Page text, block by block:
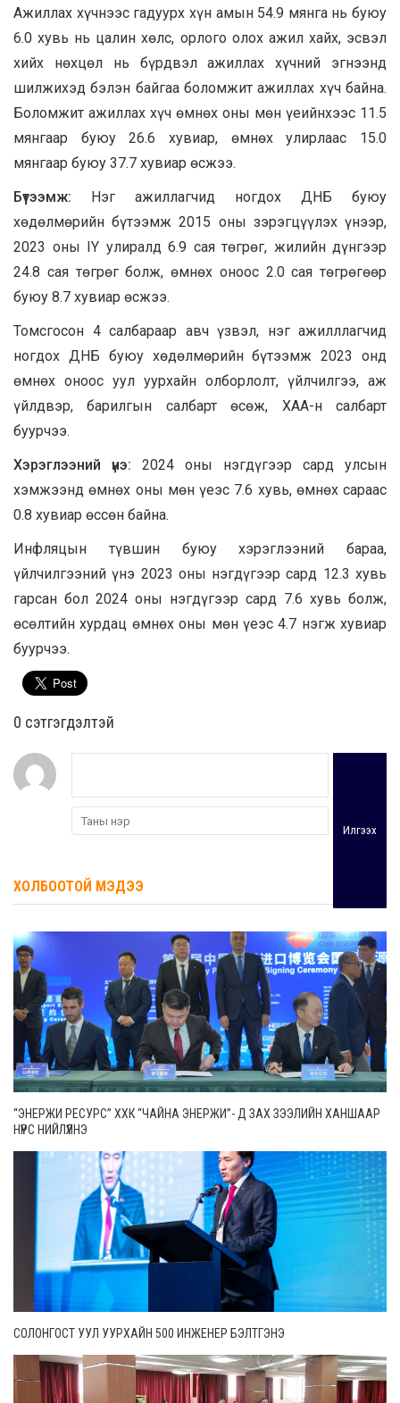
Ажиллах хүчнээс гадуурх хүн амын 54.9 мянга нь буюу
6.0 хувь нь цалин хөлс, орлого олох ажил хайх, эсвэл
хийх нөхцөл нь бүрдвэл ажиллах хүчний эгнээнд
шилжихэд бэлэн байгаа боломжит ажиллах хүч байна.
Боломжит ажиллах хүч өмнөх оны мөн үеийнхээс 11.5
мянгаар буюу 26.6 хувиар, өмнөх улирлаас 15.0
мянгаар буюу 37.7 хувиар өсжээ.
Бүтээмж: Нэг ажиллагчид ногдох ДНБ буюу
хөдөлмөрийн бүтээмж 2015 оны зэрэгцүүлэх үнээр,
2023 оны IY улиралд 6.9 сая төгрөг, жилийн дүнгээр
24.8 сая төгрөг болж, өмнөх оноос 2.0 сая төгрөгөөр
буюу 8.7 хувиар өсжээ.
Томсгосон 4 салбараар авч үзвэл, нэг ажилллагчид
ногдох ДНБ буюу хөдөлмөрийн бүтээмж 2023 онд
өмнөх оноос уул уурхайн олборлолт, үйлчилгээ, аж
үйлдвэр, барилгын салбарт өсөж, ХАА-н салбарт
буурчээ.
Хэрэглээний үнэ: 2024 оны нэгдүгээр сард улсын
хэмжээнд өмнөх оны мөн үеэс 7.6 хувь, өмнөх сараас
0.8 хувиар өссөн байна.
Инфляцын түвшин буюу хэрэглээний бараа,
үйлчилгээний үнэ 2023 оны нэгдүгээр сард 12.3 хувь
гарсан бол 2024 оны нэгдүгээр сард 7.6 хувь болж,
өсөлтийн хурдац өмнөх оны мөн үеэс 4.7 нэгж хувиар
буурчээ.
0 cэтгэгдэлтэй
Илгээх
ХОЛБООТОЙ МЭДЭЭ
“ЭНЕРЖИ РЕСУРС” ХХК “ЧАЙНА ЭНЕРЖИ”- Д ЗАХ ЗЭЭЛИЙН ХАНШААР
НҮҮРС НИЙЛҮҮЛНЭ
СОЛОНГОСТ УУЛ УУРХАЙН 500 ИНЖЕНЕР БЭЛТГЭНЭ